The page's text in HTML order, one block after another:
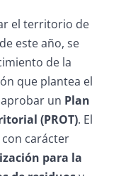
el territorio de
este año, se
de la
que plantea el
un Plan
(PROT). El
con carácter
para la